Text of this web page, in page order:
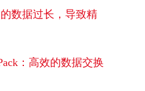
数据过长，导致精
：高效的数据交换